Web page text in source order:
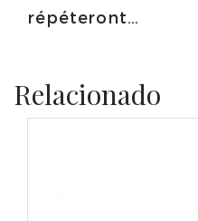
répéteront…
Relacionado